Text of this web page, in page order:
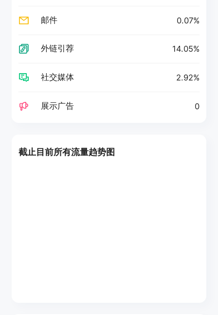
邮件 0.07%
外链引荐 14.05%
社交媒体 2.92%
展示广告 0
截止目前所有流量趋势图